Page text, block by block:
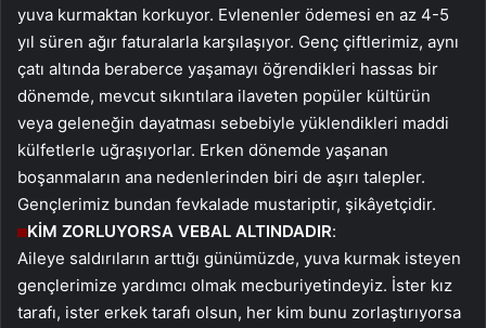
yuva kurmaktan korkuyor. Evlenenler ödemesi en az 4-5
yıl süren ağır faturalarla karşılaşıyor. Genç çiftlerimiz, aynı
çatı altında beraberce yaşamayı öğrendikleri hassas bir
dönemde, mevcut sıkıntılara ilaveten popüler kültürün
veya geleneğin dayatması sebebiyle yüklendikleri maddi
külfetlerle uğraşıyorlar. Erken dönemde yaşanan
boşanmaların ana nedenlerinden biri de aşırı talepler.
Gençlerimiz bundan fevkalade mustariptir, şikâyetçidir.
KİM ZORLUYORSA VEBAL ALTINDADIR:
Aileye saldırıların arttığı günümüzde, yuva kurmak isteyen
gençlerimize yardımcı olmak mecburiyetindeyiz. İster kız
tarafı, ister erkek tarafı olsun, her kim bunu zorlaştırıyorsa